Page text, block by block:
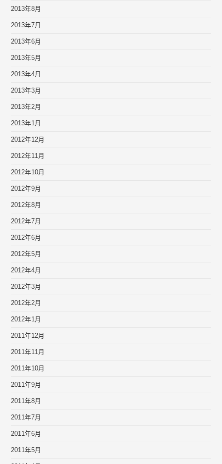
2013年8月
2013年7月
2013年6月
2013年5月
2013年4月
2013年3月
2013年2月
2013年1月
2012年12月
2012年11月
2012年10月
2012年9月
2012年8月
2012年7月
2012年6月
2012年5月
2012年4月
2012年3月
2012年2月
2012年1月
2011年12月
2011年11月
2011年10月
2011年9月
2011年8月
2011年7月
2011年6月
2011年5月